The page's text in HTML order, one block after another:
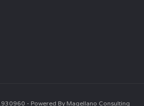
- Powered By Magellano Consulting